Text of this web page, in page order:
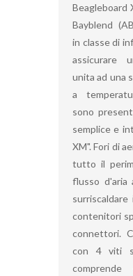
Beagleboard
Bayblend
in classe di
assicurare
unita ad una
a
sono
semplice e
XM". Fori di
tutto il
flusso d'aria
contenitori
connettori.
con 4 viti